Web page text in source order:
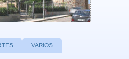
VARIOS